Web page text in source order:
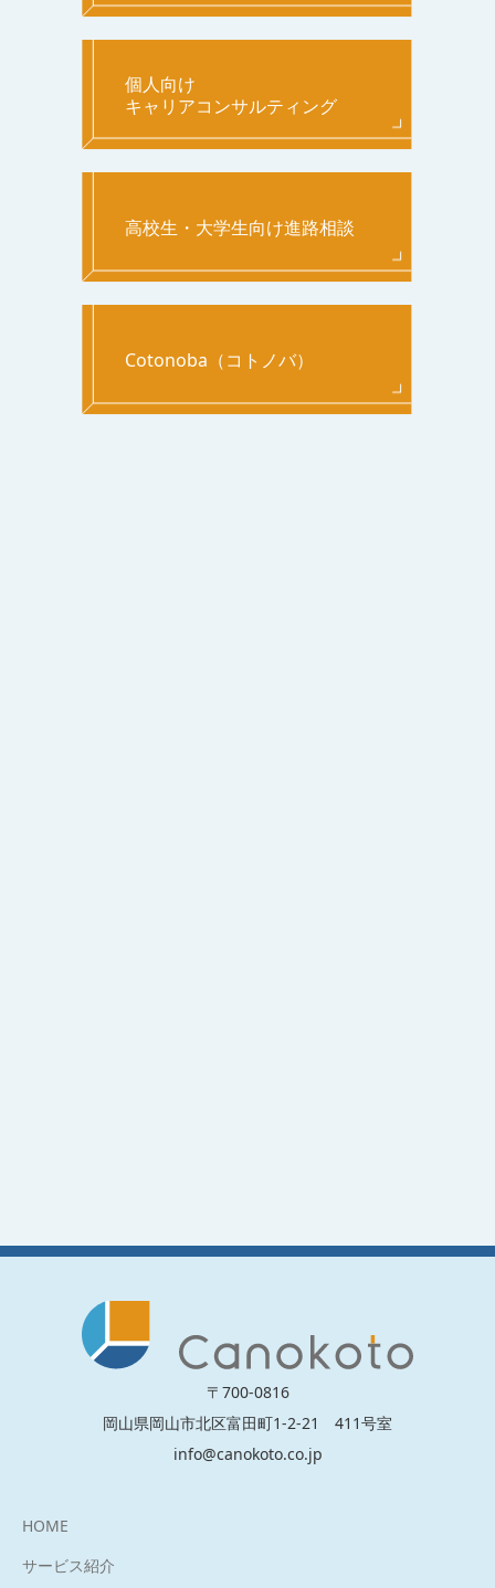
個人向け
キャリアコンサルティング
高校生・大学生向け進路相談
Cotonoba（コトノバ）
〒700-0816
岡山県岡山市北区富田町1-2-21 411号室
info@canokoto.co.jp
HOME
サービス紹介